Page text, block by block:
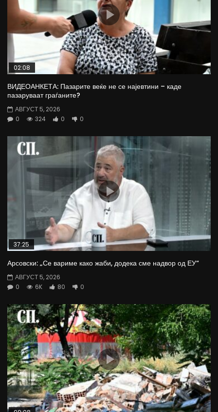
02:08
ВИДЕОАНКЕТА: Пазарите веќе не се најевтини – каде
пазаруваат граѓаните?
АВГУСТ 5, 2026
0
324 0 0
37:25
Арсовски: „Се вариме како жаби, додека сме надвор од ЕУ“
АВГУСТ 5, 2026
0
6K 80 0